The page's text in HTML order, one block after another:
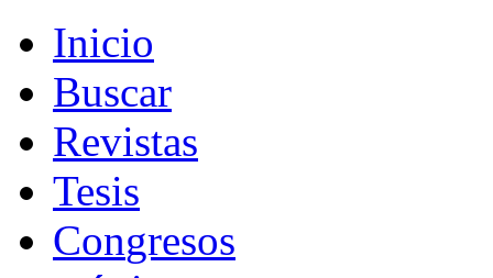
Inicio
Buscar
Revistas
Tesis
Congresos